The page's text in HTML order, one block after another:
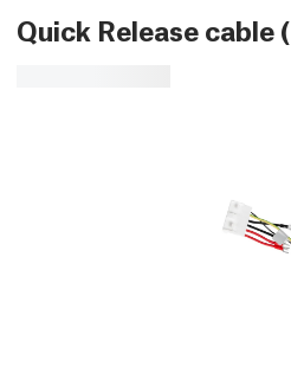
Quick Release cable